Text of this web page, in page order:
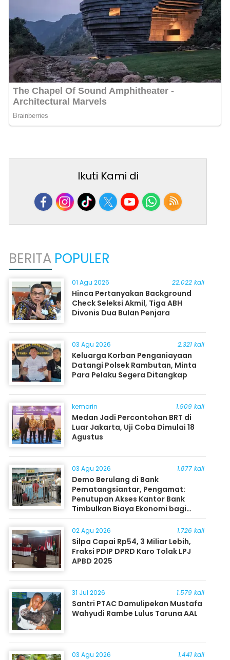
Ikuti Kami di
BERITA POPULER
01 Agu 2026 22.022 kali
Hinca Pertanyakan Background
Check Seleksi Akmil, Tiga ABH
Divonis Dua Bulan Penjara
03 Agu 2026 2.321 kali
Keluarga Korban Penganiayaan
Datangi Polsek Rambutan, Minta
Para Pelaku Segera Ditangkap
kemarin 1.909 kali
Medan Jadi Percontohan BRT di
Luar Jakarta, Uji Coba Dimulai 18
Agustus
03 Agu 2026 1.877 kali
Demo Berulang di Bank
Pematangsiantar, Pengamat:
Penutupan Akses Kantor Bank
Timbulkan Biaya Ekonomi bagi
Masyarakat
02 Agu 2026 1.726 kali
Silpa Capai Rp54, 3 Miliar Lebih,
Fraksi PDIP DPRD Karo Tolak LPJ
APBD 2025
31 Jul 2026 1.579 kali
Santri PTAC Damulipekan Mustafa
Wahyudi Rambe Lulus Taruna AAL
03 Agu 2026 1.441 kali